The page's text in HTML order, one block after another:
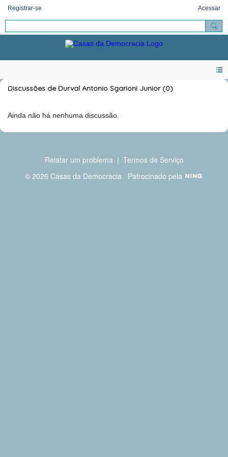
Registrar-se Acessar
Discussões de Durval Antonio Sgarioni Junior (0)
Ainda não há nenhuma discussão.
Relatar um problema| Termos de Serviço
© 2026 Casas da Democracia Patrocinado pela